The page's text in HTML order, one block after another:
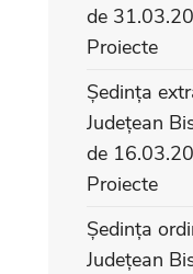
de
Proiecte
Ședința
Județean
de
Proiecte
Ședința
Județean